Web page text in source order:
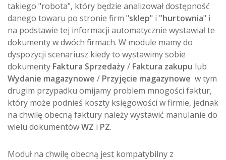
takiego "robota", który będzie analizował dostępność
danego towaru po stronie firm "sklep" i "hurtownia" i
na podstawie tej informacji automatycznie wystawiał te
dokumenty w dwóch firmach. W module mamy do
dyspozycji scenariusz kiedy to wystawimy sobie
dokumenty Faktura Sprzedaży / Faktura zakupu lub
Wydanie magazynowe / Przyjęcie magazynowe w tym
drugim przypadku omijamy problem mnogości faktur,
który może podnieś koszty księgowości w firmie, jednak
na chwilę obecną faktury należy wystawić manulanie do
wielu dokumentówWZ i PZ.
Moduł na chwilę obecną jest kompatybilny z